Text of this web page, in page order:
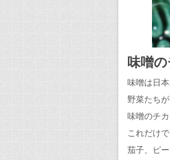
味噌
味噌は日
野菜たち
味噌のチカ
これだけ
茄子、ピ